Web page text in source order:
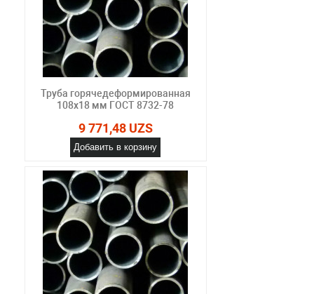
Труба горячедеформированная
108х18 мм ГОСТ 8732-78
9 771,48 UZS
Добавить в корзину